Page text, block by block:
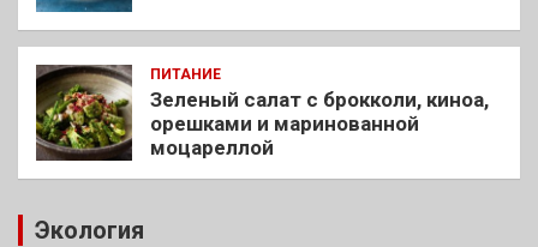
ПИТАНИЕ
Зеленый салат с брокколи, киноа,
орешками и маринованной
моцареллой
Экология